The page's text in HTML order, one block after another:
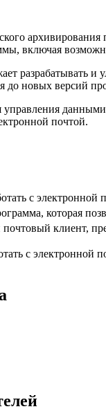
включая
разрабатывать
до новых версий
данными
почтой.
с
которая
клиент,
с